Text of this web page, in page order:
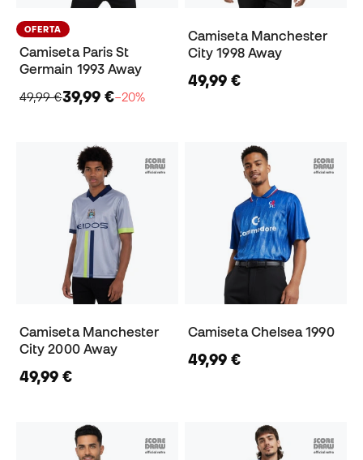
OFERTA
Camiseta Paris St
Germain 1993 Away
49,99 €39,99 €−20%
Camiseta Manchester
City 1998 Away
49,99 €
Camiseta Manchester
City 2000 Away
49,99 €
Camiseta Chelsea 1990
49,99 €